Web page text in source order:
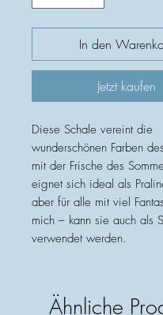
In den
Jetzt kaufen
Diese Schale vereint die
wunderschönen Farben
mit der Frische des
eignet sich ideal als
aber für alle mit viel
mich – kann sie auch als
verwendet werden.
Ähnliche